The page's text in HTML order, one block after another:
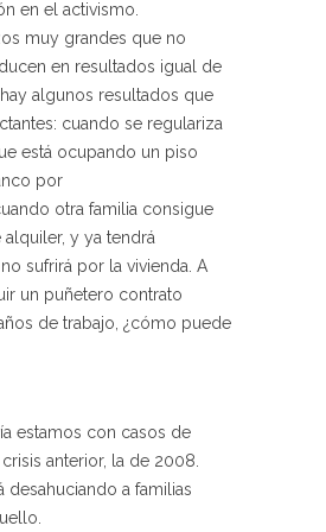
en el activismo.
muy grandes que no
en resultados igual de
algunos resultados que
cuando se regulariza
está ocupando un piso
por
otra familia consigue
y ya tendrá
sufrirá por la vivienda. A
un puñetero contrato
de trabajo, ¿cómo puede
estamos con casos de
anterior, la de 2008.
desahuciando a familias